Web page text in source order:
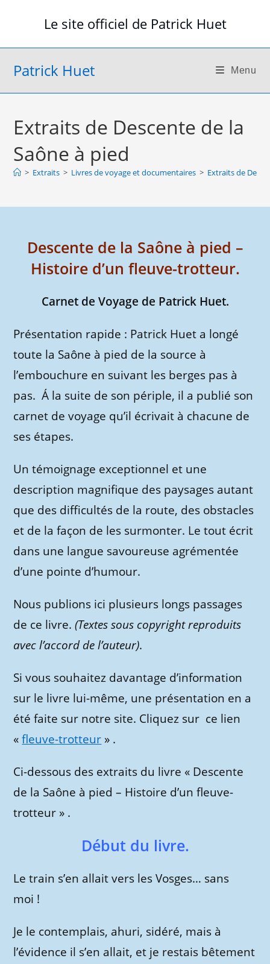
Le site officiel de Patrick Huet
Patrick Huet Menu
Extraits de Descente de la
Saône à pied
> Extraits > Livres de voyage et documentaires > Extraits de
Descente de la Saône à pied –
Histoire d’un fleuve-trotteur.
Carnet de Voyage de Patrick Huet.
Présentation rapide : Patrick Huet a longé
toute la Saône à pied de la source à
l’embouchure en suivant les berges pas à
pas. Á la suite de son périple, il a publié son
carnet de voyage qu’il écrivait à chacune de
ses étapes.
Un témoignage exceptionnel et une
description magnifique des paysages autant
que des difficultés de la route, des obstacles
et de la façon de les surmonter. Le tout écrit
dans une langue savoureuse agrémentée
d’une pointe d’humour.
Nous publions ici plusieurs longs passages
de ce livre.(Textes sous copyright reproduits
avec l’accord de l’auteur).
Si vous souhaitez davantage d’information
sur le livre lui-même, une présentation en a
été faite sur notre site. Cliquez sur ce lien
«fleuve-trotteur » .
Ci-dessous des extraits du livre « Descente
de la Saône à pied – Histoire d’un fleuve-
trotteur » .
Début du livre.
Le train s’en allait vers les Vosges… sans
moi !
Je le contemplais, ahuri, sidéré, mais à
l’évidence il s’en allait, et je restais bêtement